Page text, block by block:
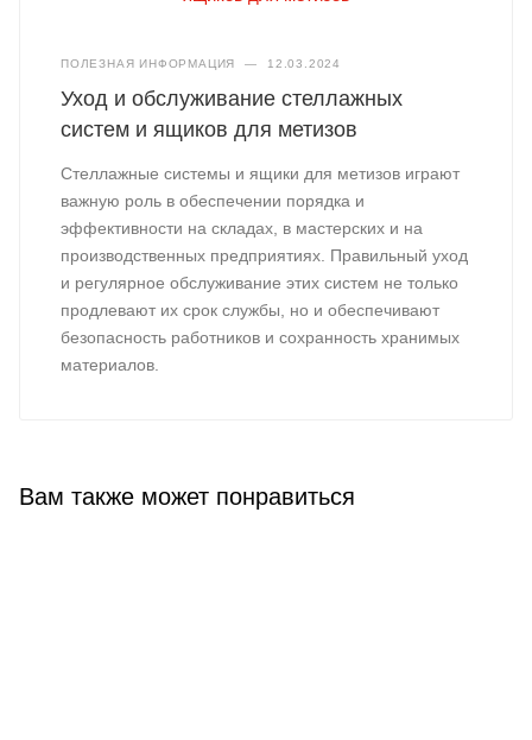
ПОЛЕЗНАЯ ИНФОРМАЦИЯ — 12.03.2024
Уход и обслуживание стеллажных
систем и ящиков для метизов
Стеллажные системы и ящики для метизов играют
важную роль в обеспечении порядка и
эффективности на складах, в мастерских и на
производственных предприятиях. Правильный уход
и регулярное обслуживание этих систем не только
продлевают их срок службы, но и обеспечивают
безопасность работников и сохранность хранимых
материалов.
Вам также может понравиться